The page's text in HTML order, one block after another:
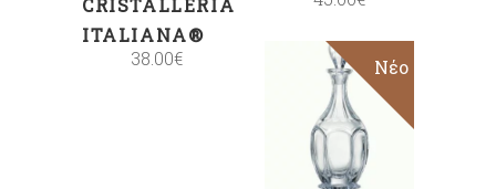
CRISTALLERIA
ITALIANA®
38.00€ Νέο
ΠΡΟΣΘΉΚΗ
ΣΤΟ
ΚΑΛΆΘΙ